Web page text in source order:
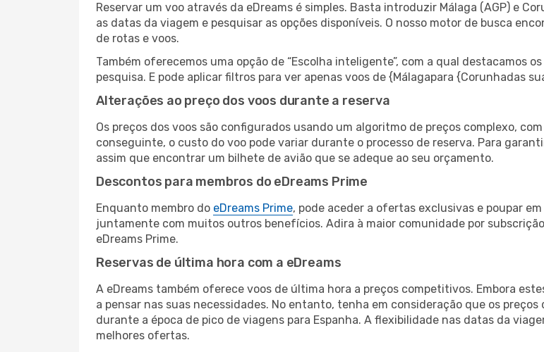
Reservar um voo através da eDreams é simples. Basta introduzir Málaga (AGP) e
as datas da viagem e pesquisar as opções disponíveis. O nosso motor de busca
de rotas e voos.
Também oferecemos uma opção de “Escolha inteligente”, com a qual destacamos
pesquisa. E pode aplicar filtros para ver apenas voos de {Málagapara {Corunhadas
Alterações ao preço dos voos durante a reserva
Os preços dos voos são configurados usando um algoritmo de preços complexo,
conseguinte, o custo do voo pode variar durante o processo de reserva. Para
assim que encontrar um bilhete de avião que se adeque ao seu orçamento.
Descontos para membros do eDreams Prime
Enquanto membro do eDreams Prime, pode aceder a ofertas exclusivas e poupar
juntamente com muitos outros benefícios. Adira à maior comunidade por
eDreams Prime.
Reservas de última hora com a eDreams
A eDreams também oferece voos de última hora a preços competitivos. Embora
a pensar nas suas necessidades. No entanto, tenha em consideração que os
durante a época de pico de viagens para Espanha. A flexibilidade nas datas da
melhores ofertas.